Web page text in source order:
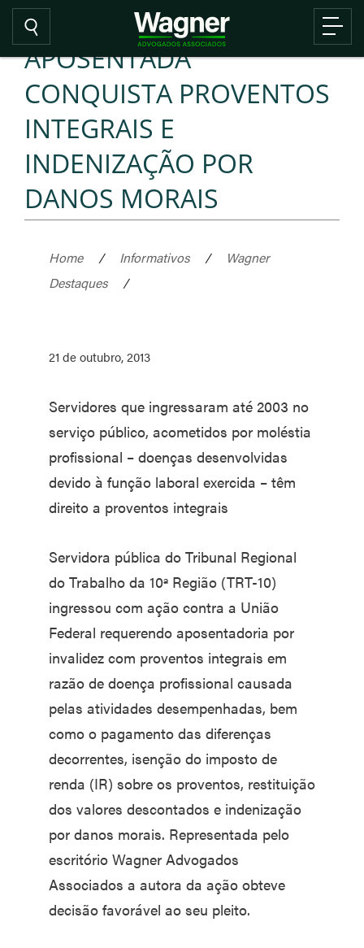
APOSENTADA
CONQUISTA PROVENTOS
INTEGRAIS E
INDENIZAÇÃO POR
DANOS MORAIS
Home / Informativos /
Wagner
Destaques
/
21 de outubro, 2013
Servidores que ingressaram até 2003 no
serviço público, acometidos por moléstia
profissional – doenças desenvolvidas
devido à função laboral exercida – têm
direito a proventos integrais
Servidora pública do Tribunal Regional
do Trabalho da 10ª Região (TRT-10)
ingressou com ação contra a União
Federal requerendo aposentadoria por
invalidez com proventos integrais em
razão de doença profissional causada
pelas atividades desempenhadas, bem
como o pagamento das diferenças
decorrentes, isenção do imposto de
renda (IR) sobre os proventos, restituição
dos valores descontados e indenização
por danos morais. Representada pelo
escritório Wagner Advogados
Associados a autora da ação obteve
decisão favorável ao seu pleito.